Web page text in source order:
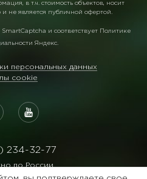
в т.ч. стоимость объектов, носит
не является публичной офертой.
SmartCaptcha и соответствует Политике
Яндекс.
персональных данных
cookie
234-32-77
по России